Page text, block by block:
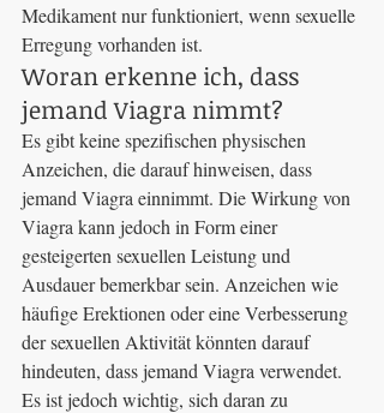
Medikament nur funktioniert, wenn sexuelle
Erregung vorhanden ist.
Woran erkenne ich, dass
jemand Viagra nimmt?
Es gibt keine spezifischen physischen
Anzeichen, die darauf hinweisen, dass
jemand Viagra einnimmt. Die Wirkung von
Viagra kann jedoch in Form einer
gesteigerten sexuellen Leistung und
Ausdauer bemerkbar sein. Anzeichen wie
häufige Erektionen oder eine Verbesserung
der sexuellen Aktivität könnten darauf
hindeuten, dass jemand Viagra verwendet.
Es ist jedoch wichtig, sich daran zu